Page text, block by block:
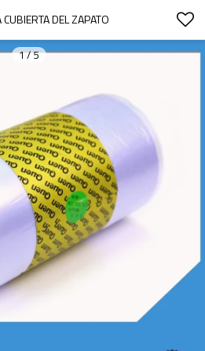
CUBIERTA DEL ZAPATO
1/5